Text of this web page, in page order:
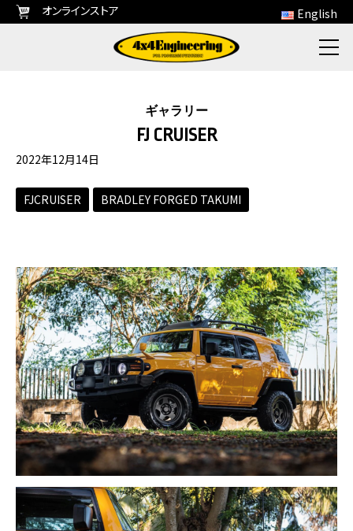
オンラインストア English
ギャラリー
FJ CRUISER
2022年12月14日
FJCRUISER BRADLEY FORGED TAKUMI